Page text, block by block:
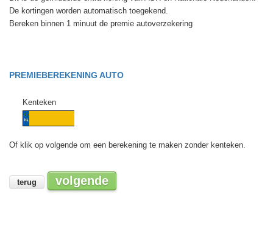
De kortingen worden automatisch toegekend.
Bereken binnen 1 minuut de premie autoverzekering